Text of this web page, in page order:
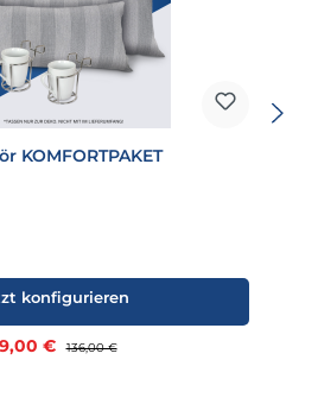
KOMFORTPAKET
€ Regulärer Preis:
136,00 €
konfigurieren